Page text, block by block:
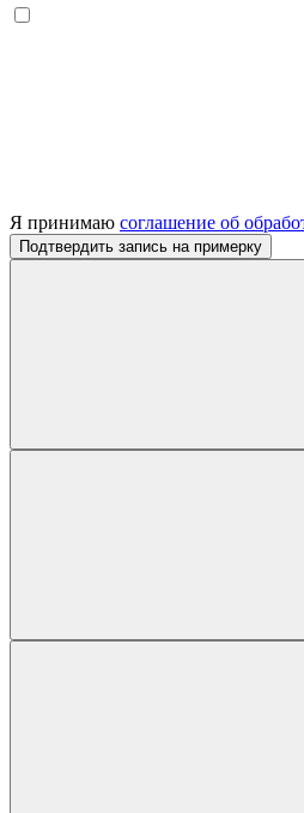
Я принимаю соглашение об
Подтвердить запись на примерку